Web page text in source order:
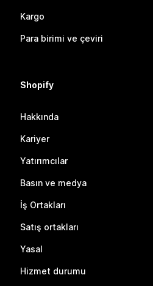
Kargo
Para birimi ve çeviri
Shopify
Hakkında
Kariyer
Yatırımcılar
Basın ve medya
İş Ortakları
Satış ortakları
Yasal
Hizmet durumu